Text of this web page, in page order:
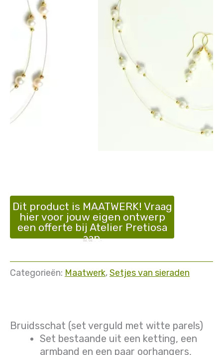
Dit product is MAATWERK! Vraag
hier voor jouw eigen ontwerp
een offerte bij Atelier Pretiosa
aan.
Categorieën: Maatwerk,Setjes van sieraden
Bruidsschat (set verguld met witte parels)
Set bestaande uit een ketting, een
armband en een paar oorhangers,